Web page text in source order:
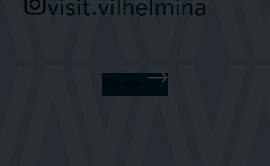
visit.vilhelmina